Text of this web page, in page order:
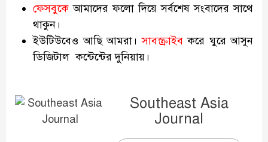
ফেসবুকে আমাদের ফলো দিয়ে সর্বশেষ সংবাদের সাথে
থাকুন।
ইউটিউবেও আছি আমরা। সাবস্ক্রাইব করে ঘুরে আসুন
ডিজিটাল কন্টেন্টের দুনিয়ায়।
Southeast Asia
Journal